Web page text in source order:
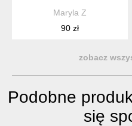
Maryla Z
90 zł
zobacz
Podobne
się